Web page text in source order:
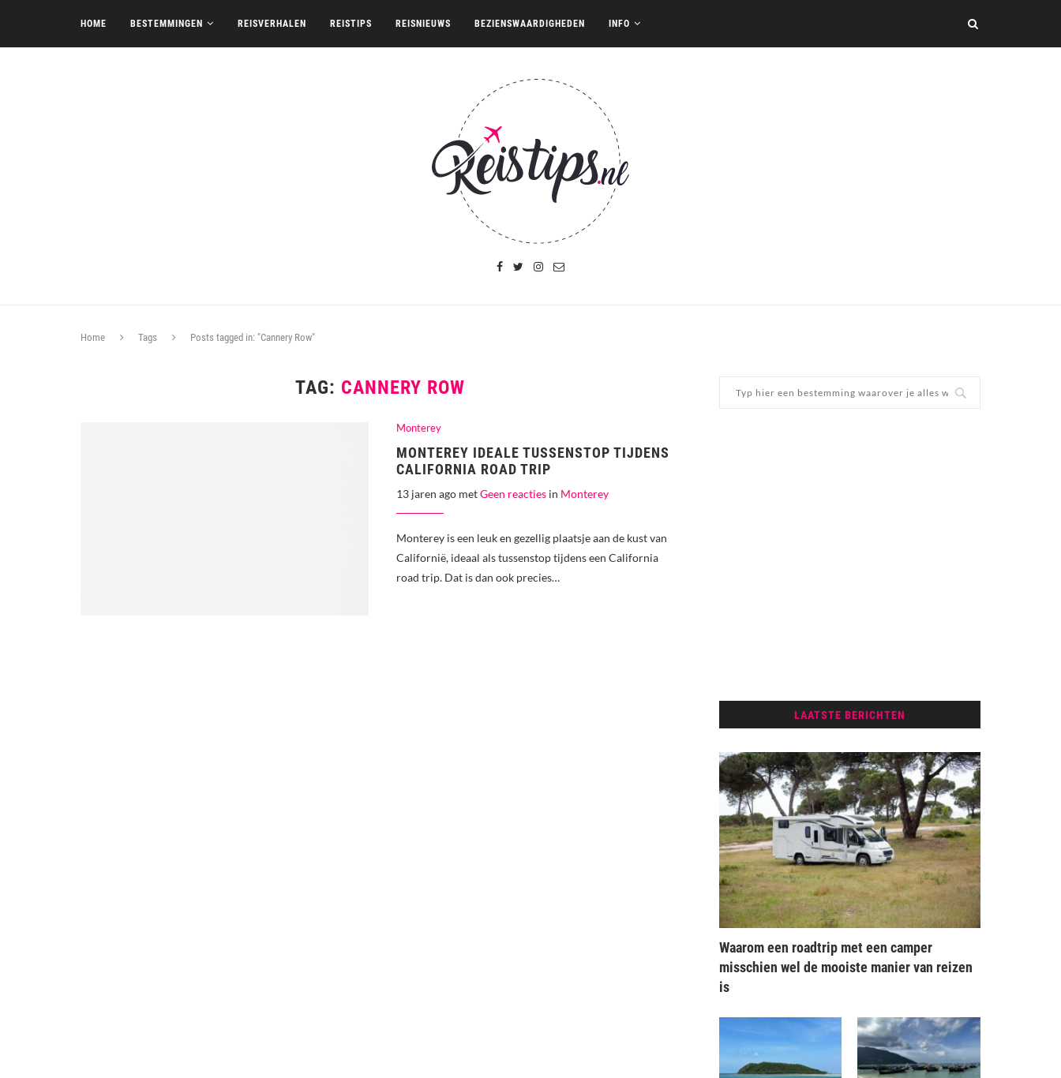
HOME BESTEMMINGEN REISVERHALEN REISTIPS REISNIEUWS BEZIENSWAARDIGHEDEN INFO
Home Tags Posts tagged in: "Cannery Row"
TAG: CANNERY ROW
Monterey
MONTEREY IDEALE TUSSENSTOP TIJDENS
CALIFORNIA ROAD TRIP
13 jaren ago metGeen reacties in Monterey
Monterey is een leuk en gezellig plaatsje aan de kust van
Californië, ideaal als tussenstop tijdens een California
road trip. Dat is dan ook precies…
LAATSTE BERICHTEN
Waarom een roadtrip met een camper
misschien wel de mooiste manier van reizen
is